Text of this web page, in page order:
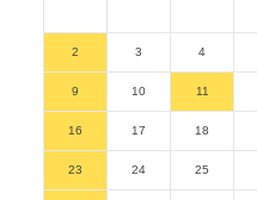
2 3 4
9 10 11
16 17 18
23 24 25